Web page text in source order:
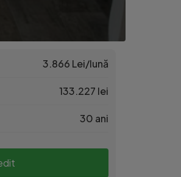
3.866 Lei/lună
133.227 lei
30 ani